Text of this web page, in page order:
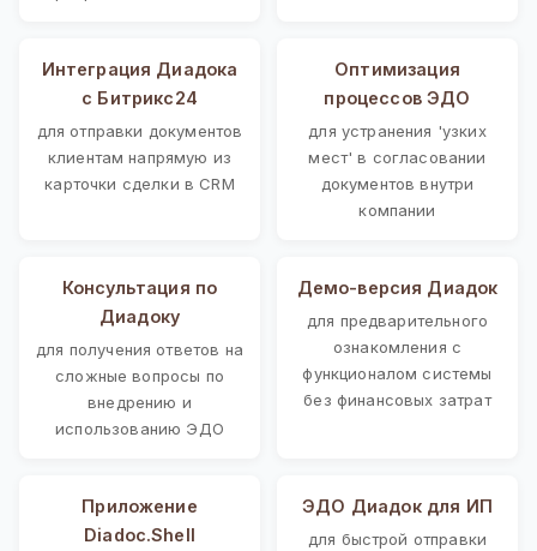
Интеграция Диадока
с Битрикс24
для отправки документов
клиентам напрямую из
карточки сделки в CRM
Оптимизация
процессов ЭДО
для устранения 'узких
мест' в согласовании
документов внутри
компании
Консультация по
Диадоку
для получения ответов на
сложные вопросы по
внедрению и
использованию ЭДО
Демо-версия Диадок
для предварительного
ознакомления с
функционалом системы
без финансовых затрат
Приложение
Diadoc.Shell
ЭДО Диадок для ИП
для быстрой отправки